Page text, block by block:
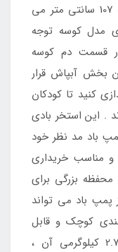
گرفتن دم کوسه که بالا رفته است ، به 107 سانتی متر می
مدل کوسه توجه
قسمت دم کوسه
بخش آبپاش قرار
کنید تا کودکان
این استخر بادی
باد مد نظر خود
و مناسب خریداری
بزرگی برای
پمپ باد می تواند
کوچک و قابل
حمل محصول در کنار داشتن وزن 2.7 کیلوگرمی آن ،